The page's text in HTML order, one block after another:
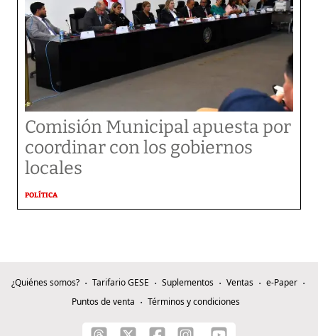
Comisión Municipal apuesta por
coordinar con los gobiernos
locales
POLÍTICA
¿Quiénes somos? Tarifario GESE Suplementos Ventas
e-Paper
Puntos de venta
Términos y condiciones